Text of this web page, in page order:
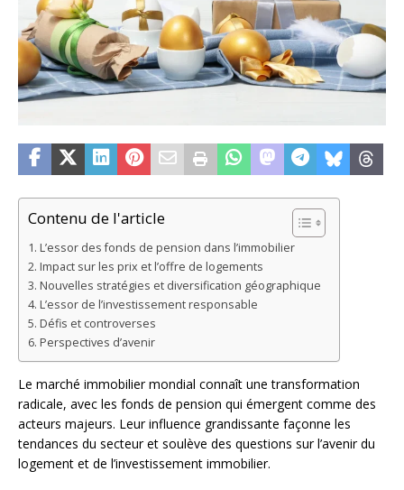
Contenu de l'article
L’essor des fonds de pension dans l’immobilier
Impact sur les prix et l’offre de logements
Nouvelles stratégies et diversification géographique
L’essor de l’investissement responsable
Défis et controverses
Perspectives d’avenir
Le marché immobilier mondial connaît une transformation
radicale, avec les fonds de pension qui émergent comme des
acteurs majeurs. Leur influence grandissante façonne les
tendances du secteur et soulève des questions sur l’avenir du
logement et de l’investissement immobilier.